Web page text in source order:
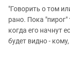
"Говорить о том
рано. Пока "пирог"
когда его начнут
будет видно -